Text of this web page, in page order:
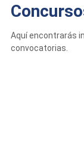
Aquí encontrarás
convocatorias.